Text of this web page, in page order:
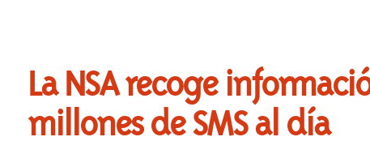
La NSA recoge
millones de SMS al día